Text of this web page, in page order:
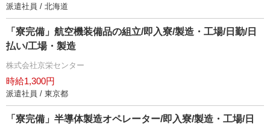
派遣社員 / 北海道
「寮完備」航空機装備品の組立/即入寮/製造・工場/日勤/日
払い/工場・製造
株式会社京栄センター
時給1,300円
派遣社員 / 東京都
「寮完備」半導体製造オペレーター/即入寮/製造・工場/日